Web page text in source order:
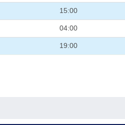
15:00
04:00
19:00